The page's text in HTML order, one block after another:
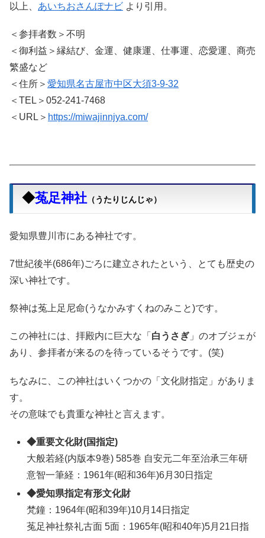
以上、 あいちおさんぽナビ より引用。
＜参拝者数＞不明
＜御利益＞縁結び、金運、健康運、仕事運、恋愛運、商売
繁盛など
＜住所＞ 愛知県名古屋市中区大須3-9-32
＜TEL＞052-241-7468
＜URL＞ https://miwajinnjya.com/
◆菟足神社 （うたりじんじゃ）
愛知県豊川市にある神社です。
7世紀後半(686年)ごろに建立されたという、とても歴史の
深い神社です。
祭神は菟上足尼命(うなかみすくねのみこと)です。
この神社には、拝殿内に巨大な「 白うさぎ 」のオブジェが
あり、参拝者が来るのを待っているそうです。(笑)
ちなみに、この神社はいくつかの「文化財指定」がありま
す。
その意味でも貴重な神社と言えます。
◆重要文化財(国指定)
大般若経(内版本9巻) 585巻 自安元二年至治承三年研
意智一筆経：1961年(昭和36年)6月30日指定
◆愛知県指定有形文化財
梵鐘：1964年(昭和39年)10月14日指定
菟足神社祭礼古面 5面：1965年(昭和40年)5月21日指